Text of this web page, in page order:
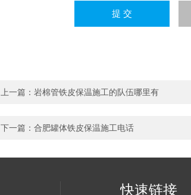
上一篇： 岩棉管铁皮保温施工的队伍哪里有
下一篇： 合肥罐体铁皮保温施工电话
快速链接